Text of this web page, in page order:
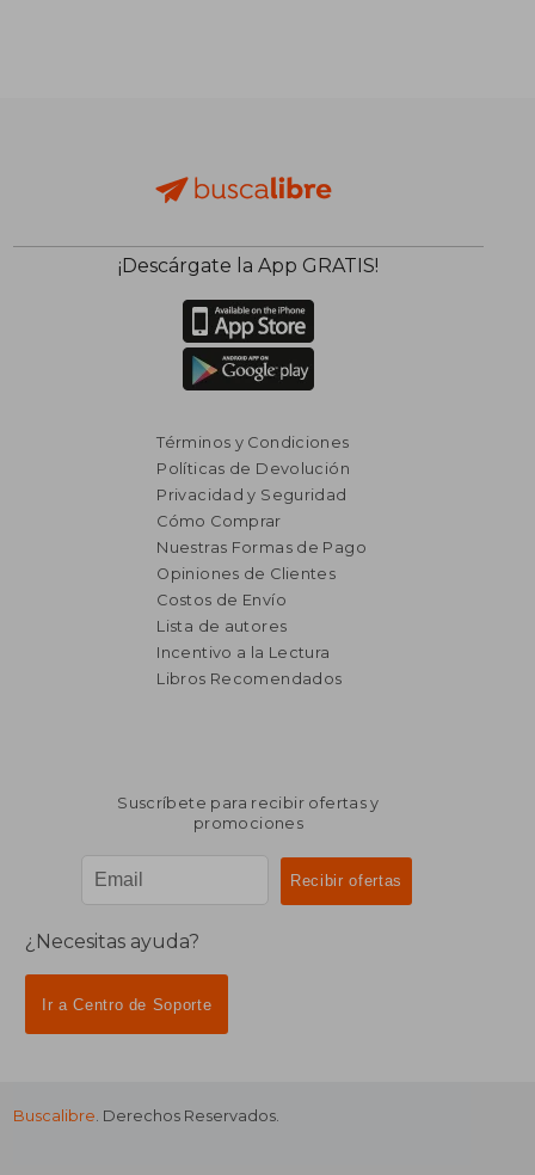
$ 1.066
¡Descárgate la App GRATIS!
Términos y Condiciones
Políticas de Devolución
Privacidad y Seguridad
Cómo Comprar
Nuestras Formas de Pago
Opiniones de Clientes
Costos de Envío
Lista de autores
Incentivo a la Lectura
Libros Recomendados
Suscríbete para recibir ofertas y
promociones
¿Necesitas ayuda?
Ir a Centro de Soporte
Buscalibre. Derechos Reservados.